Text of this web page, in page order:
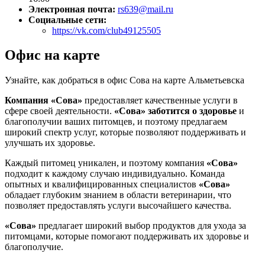
Электронная почта: rs639@mail.ru
Социальные сети:
https://vk.com/club49125505
Офис на карте
Узнайте, как добраться в офис Сова на карте Альметьевска
Компания «Сова» предоставляет качественные услуги в
сфере своей деятельности. «Сова» заботится о здоровье и
благополучии ваших питомцев, и поэтому предлагаем
широкий спектр услуг, которые позволяют поддерживать и
улучшать их здоровье.
Каждый питомец уникален, и поэтому компания «Сова»
подходит к каждому случаю индивидуально. Команда
опытных и квалифицированных специалистов «Сова»
обладает глубоким знанием в области ветеринарии, что
позволяет предоставлять услуги высочайшего качества.
«Сова» предлагает широкий выбор продуктов для ухода за
питомцами, которые помогают поддерживать их здоровье и
благополучие.